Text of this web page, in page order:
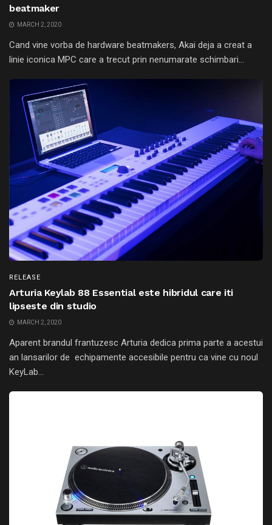
beatmaker
MARCH 2, 2020
Cand vine vorba de hardware beatmakers, Akai deja a creat a
linie iconica MPC care a trecut prin nenumarate schimbari...
RELEASE
Arturia Keylab 88 Essential este hibridul care iti
lipseste din studio
MARCH 2, 2020
Aparent brandul frantuzesc Arturia dedica prima parte a acestui
an lansarilor de echipamente accesibile pentru ca vine cu noul
KeyLab...